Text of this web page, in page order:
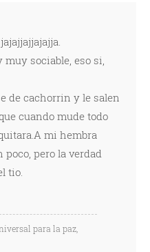
sociable, eso si,
de cachorrin y le salen
cuando mude todo
mi hembra
poco, pero la verdad
tio.
para la paz,